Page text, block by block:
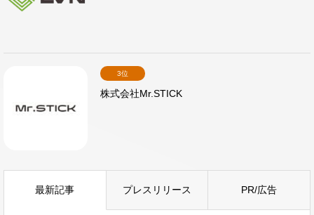
3位
株式会社Mr.STICK
最新記事 プレスリリース PR/広告